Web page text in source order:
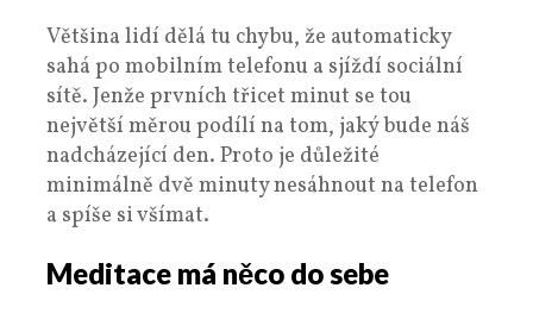
Většina lidí dělá tu chybu, že automaticky
sahá po mobilním telefonu a sjíždí sociální
sítě. Jenže prvních třicet minut se tou
největší měrou podílí na tom, jaký bude náš
nadcházející den. Proto je důležité
minimálně dvě minuty nesáhnout na telefon
a spíše si všímat.
Meditace má něco do sebe